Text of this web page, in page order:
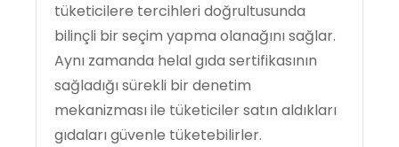
tüketicilere tercihleri doğrultusunda
bilinçli bir seçim yapma olanağını sağlar.
Aynı zamanda helal gıda sertifikasının
sağladığı sürekli bir denetim
mekanizması ile tüketiciler satın aldıkları
gıdaları güvenle tüketebilirler.